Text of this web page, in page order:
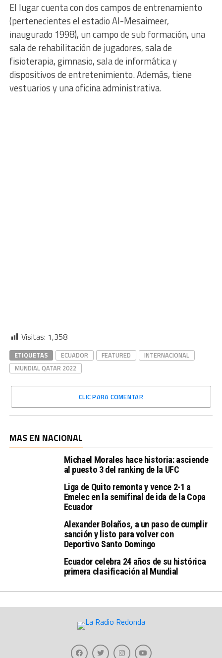
El lugar cuenta con dos campos de entrenamiento
(pertenecientes el estadio Al-Mesaimeer,
inaugurado 1998), un campo de sub formación, una
sala de rehabilitación de jugadores, sala de
fisioterapia, gimnasio, sala de informática y
dispositivos de entretenimiento. Además, tiene
vestuarios y una oficina administrativa.
Visitas: 1,358
ETIQUETAS ECUADOR FEATURED
INTERNACIONAL
MUNDIAL QATAR 2022
CLIC PARA COMENTAR
MAS EN NACIONAL
Michael Morales hace historia: asciende
al puesto 3 del ranking de la UFC
Liga de Quito remonta y vence 2-1 a
Emelec en la semifinal de ida de la Copa
Ecuador
Alexander Bolaños, a un paso de cumplir
sanción y listo para volver con
Deportivo Santo Domingo
Ecuador celebra 24 años de su histórica
primera clasificación al Mundial